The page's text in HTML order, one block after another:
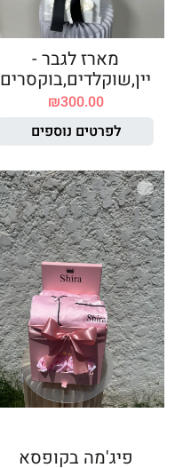
מארז לגבר -
יין,שוקלדים,בוקסרים
₪300.00
לפרטים נוספים
פיג'מה בקופסא